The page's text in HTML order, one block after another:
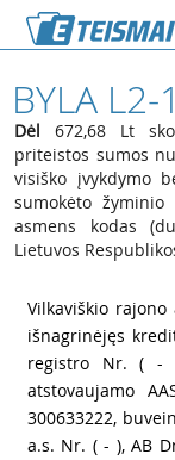
BYLA
Dėl 672,68 Lt
priteistos sumos
visiško įvykdymo
sumokėto
asmens kodas
Lietuvos
Vilkaviškio
išnagrinėjęs
registro Nr. ( -
atstovaujamo
300633222,
a.s. Nr. ( - ), AB